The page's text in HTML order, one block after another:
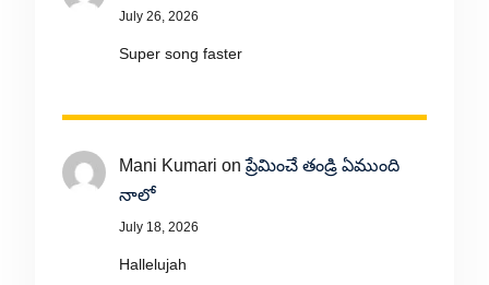
July 26, 2026
Super song faster
Mani Kumari onప్రేమించే తండ్రి ఏముంది
నాలో
July 18, 2026
Hallelujah